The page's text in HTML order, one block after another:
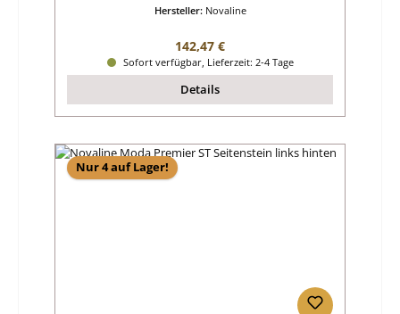
Hersteller: Novaline
Regulärer Preis:
142,47 €
Sofort verfügbar, Lieferzeit: 2-4 Tage
Details
Nur 4 auf Lager!